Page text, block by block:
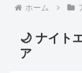
ホーム
🌙 ナイト
ア